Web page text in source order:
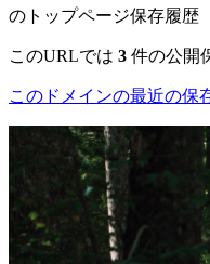
のトップページ保存履歴
このURLでは 3 件の公開
このドメインの最近の保